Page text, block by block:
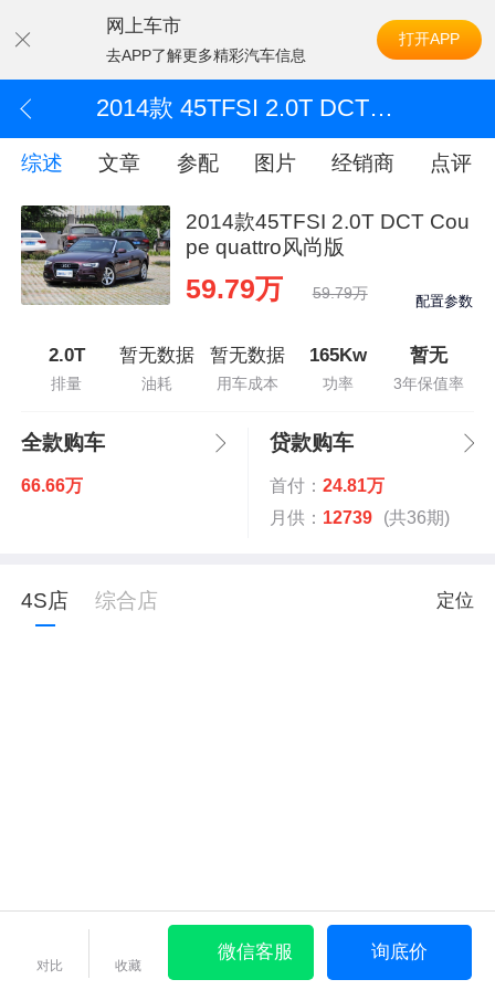
网上车市
去APP了解更多精彩汽车信息
打开APP
2014款 45TFSI 2.0T DCT Coupe quattro风尚版
综述 文章 参配 图片 经销商 点评
2014款45TFSI 2.0T DCT Cou
pe quattro风尚版
59.79万 59.79万 配置参数
2.0T
排量
暂无数据
油耗
暂无数据
用车成本
165Kw
功率
暂无
3年保值率
全款购车
66.66万
贷款购车
首付： 24.81万
月供： 12739 (共36期)
4S店 综合店 定位
对比 收藏
微信客服 询底价